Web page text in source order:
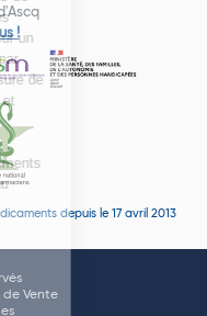
!
depuis le 17 avril 2013
Vente